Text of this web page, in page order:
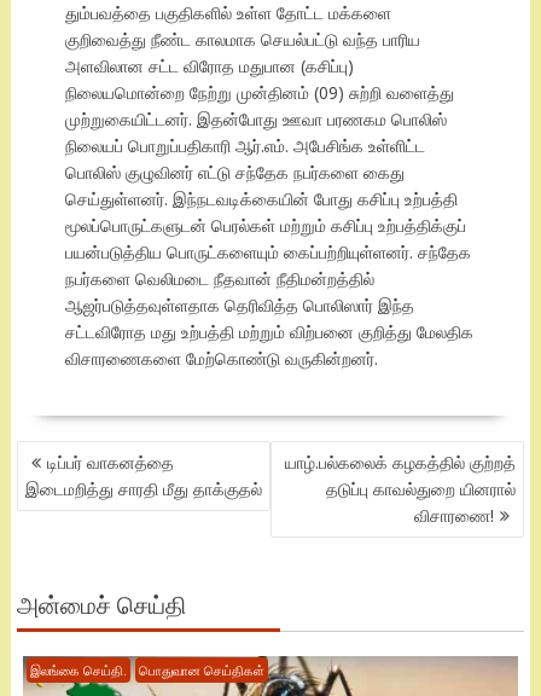
தும்பவத்தை பகுதிகளில் உள்ள தோட்ட மக்களை
குறிவைத்து நீண்ட காலமாக செயல்பட்டு வந்த பாரிய
அளவிலான சட்ட விரோத மதுபான (கசிப்பு)
நிலையமொன்றை நேற்று முன்தினம் (09) சுற்றி வளைத்து
முற்றுகையிட்டனர். இதன்போது ஊவா பரணகம பொலிஸ்
நிலையப் பொறுப்பதிகாரி ஆர்.எம். அபேசிங்க உள்ளிட்ட
பொலிஸ் குழுவினர் எட்டு சந்தேக நபர்களை கைது
செய்துள்ளனர். இந்நடவடிக்கையின் போது கசிப்பு உற்பத்தி
மூலப்பொருட்களுடன் பெரல்கள் மற்றும் கசிப்பு உற்பத்திக்குப்
பயன்படுத்திய பொருட்களையும் கைப்பற்றியுள்ளனர். சந்தேக
நபர்களை வெலிமடை நீதவான் நீதிமன்றத்தில்
ஆஜர்படுத்தவுள்ளதாக தெரிவித்த பொலிஸார் இந்த
சட்டவிரோத மது உற்பத்தி மற்றும் விற்பனை குறித்து மேலதிக
விசாரணைகளை மேற்கொண்டு வருகின்றனர்.
POST
NAVIGATION
டிப்பர் வாகனத்தை
இடைமறித்து சாரதி மீது தாக்குதல்
யாழ்.பல்கலைக் கழகத்தில் குற்றத்
தடுப்பு காவல்துறை யினரால்
விசாரணை!
அன்மைச் செய்தி
இலங்கை செய்தி. பொதுவான செய்திகள்